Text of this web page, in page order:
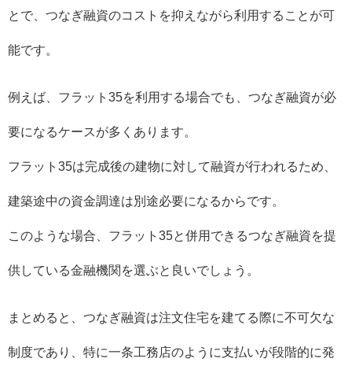
とで、つなぎ融資のコストを抑えながら利用することが可
能です。
例えば、フラット35を利用する場合でも、つなぎ融資が必
要になるケースが多くあります。
フラット35は完成後の建物に対して融資が行われるため、
建築途中の資金調達は別途必要になるからです。
このような場合、フラット35と併用できるつなぎ融資を提
供している金融機関を選ぶと良いでしょう。
まとめると、つなぎ融資は注文住宅を建てる際に不可欠な
制度であり、特に一条工務店のように支払いが段階的に発